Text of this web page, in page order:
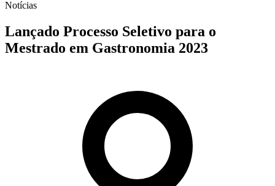
Notícias
Lançado Processo Seletivo para o
Mestrado em Gastronomia 2023